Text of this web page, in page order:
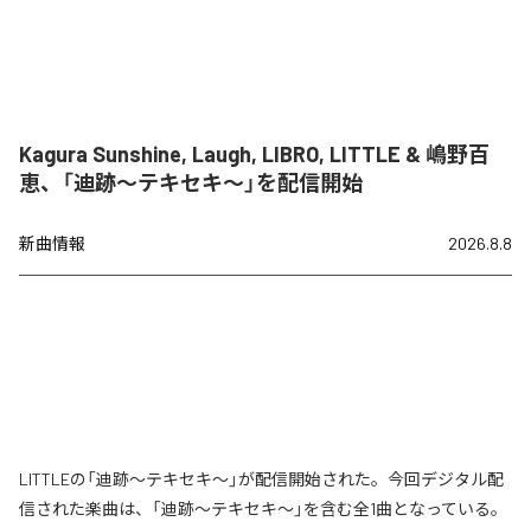
Kagura Sunshine, Laugh, LIBRO, LITTLE & 嶋野百
恵、「迪跡〜テキセキ〜」を配信開始
新曲情報 2026.8.8
LITTLEの「迪跡〜テキセキ〜」が配信開始された。今回デジタル配
信された楽曲は、「迪跡〜テキセキ〜」を含む全1曲となっている。